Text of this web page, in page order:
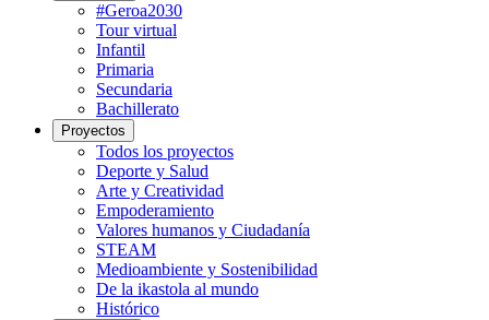
#Geroa2030
Tour virtual
Infantil
Primaria
Secundaria
Bachillerato
Proyectos
Todos los proyectos
Deporte y Salud
Arte y Creatividad
Empoderamiento
Valores humanos y Ciudadanía
STEAM
Medioambiente y Sostenibilidad
De la ikastola al mundo
Histórico